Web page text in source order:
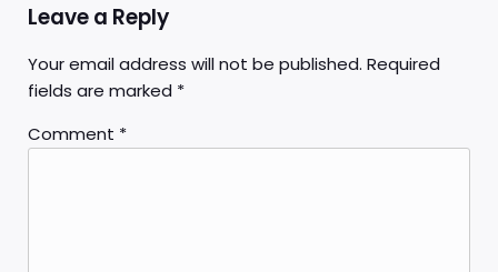
Leave a Reply
Your email address will not be published. Required
fields are marked *
Comment *